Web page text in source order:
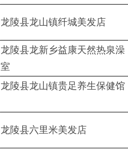
龙陵县龙山镇纤城美发店
龙陵县龙新乡益康天然热泉澡
室
龙陵县龙山镇贵足养生保健馆
龙陵县六里米美发店